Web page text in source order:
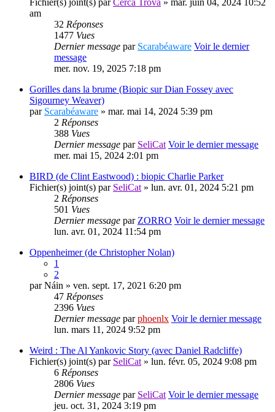
Fichier(s) joint(s) parCerca Trova » mar. juin 04, 2024 10:52
am
32 Réponses
1477 Vues
Dernier message par Scarabéaware Voir le dernier
message
mer. nov. 19, 2025 7:18 pm
Gorilles dans la brume (Biopic sur Dian Fossey avec
Sigourney Weaver)
par Scarabéaware » mar. mai 14, 2024 5:39 pm
2 Réponses
388 Vues
Dernier message par SeliCat Voir le dernier message
mer. mai 15, 2024 2:01 pm
BIRD (de Clint Eastwood) : biopic Charlie Parker
Fichier(s) joint(s) par SeliCat» lun. avr. 01, 2024 5:21 pm
2 Réponses
501 Vues
Dernier message parZORRO Voir le dernier message
lun. avr. 01, 2024 11:54 pm
Oppenheimer (de Christopher Nolan)
1
2
parNáin » ven. sept. 17, 2021 6:20 pm
47 Réponses
2396 Vues
Dernier message parphoenlx Voir le dernier message
lun. mars 11, 2024 9:52 pm
Weird : The Al Yankovic Story (avec Daniel Radcliffe)
Fichier(s) joint(s) par SeliCat» lun. févr. 05, 2024 9:08 pm
6 Réponses
2806 Vues
Dernier message par SeliCat Voir le dernier message
jeu. oct. 31, 2024 3:19 pm